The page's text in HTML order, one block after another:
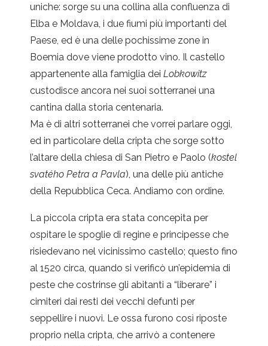
uniche: sorge su una collina alla confluenza di
Elba e Moldava, i due fiumi più importanti del
Paese, ed è una delle pochissime zone in
Boemia dove viene prodotto vino. Il castello
appartenente alla famiglia dei Lobkowitz
custodisce ancora nei suoi sotterranei una
cantina dalla storia centenaria.
Ma è di altri sotterranei che vorrei parlare oggi,
ed in particolare della cripta che sorge sotto
l’altare della chiesa di San Pietro e Paolo (kostel
svatého Petra a Pavla), una delle più antiche
della Repubblica Ceca. Andiamo con ordine.
La piccola cripta era stata concepita per
ospitare le spoglie di regine e principesse che
risiedevano nel vicinissimo castello; questo fino
al 1520 circa, quando si verificò un’epidemia di
peste che costrinse gli abitanti a “liberare” i
cimiteri dai resti dei vecchi defunti per
seppellire i nuovi. Le ossa furono così riposte
proprio nella cripta, che arrivò a contenere